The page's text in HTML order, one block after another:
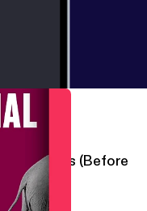
(Before